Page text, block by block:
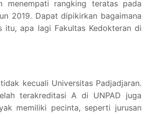
menempati rangking teratas pada
2019. Dapat dipikirkan bagaimana
apa lagi Fakultas Kedokteran di
kecuali Universitas Padjadjaran.
terakreditasi A di UNPAD juga
memiliki pecinta, seperti jurusan